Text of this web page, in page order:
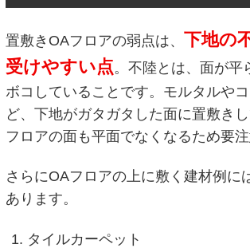
置敷きOAフロアの弱点は、 下地の
受けやすい点。不陸とは、面が平
ボコしていることです。モルタルや
ど、下地がガタガタした面に置敷き
フロアの面も平面でなくなるため要注
さらにOAフロアの上に敷く建材例に
あります。
タイルカーペット